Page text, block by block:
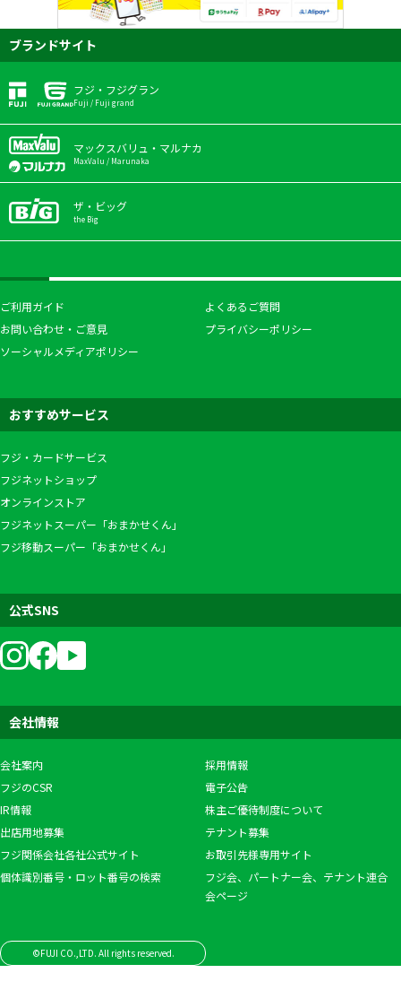
ブランドサイト
フジ・フジグラン
Fuji / Fuji grand
マックスバリュ・マルナカ
MaxValu / Marunaka
ザ・ビッグ
the Big
ご利用ガイド
よくあるご質問
お問い合わせ・ご意見
プライバシーポリシー
ソーシャルメディアポリシー
おすすめサービス
フジ・カードサービス
フジネットショップ
オンラインストア
フジネットスーパー「おまかせくん」
フジ移動スーパー「おまかせくん」
公式SNS
会社情報
会社案内
採用情報
フジのCSR
電子公告
IR情報
株主ご優待制度について
出店用地募集
テナント募集
フジ関係会社各社公式サイト
お取引先様専用サイト
個体識別番号・ロット番号の検索
フジ会、パートナー会、テナント連合
会ページ
©FUJI CO.,LTD. All rights reserved.